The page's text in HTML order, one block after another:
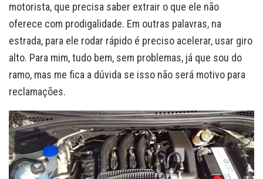
motorista, que precisa saber extrair o que ele não
oferece com prodigalidade. Em outras palavras, na
estrada, para ele rodar rápido é preciso acelerar, usar giro
alto. Para mim, tudo bem, sem problemas, já que sou do
ramo, mas me fica a dúvida se isso não será motivo para
reclamações.